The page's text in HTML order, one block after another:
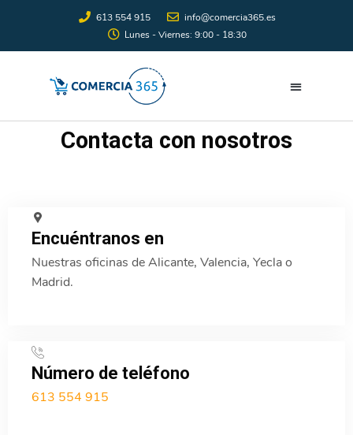
613 554 915
info@comercia365.es
Lunes - Viernes: 9:00 - 18:30
Contacta con nosotros
Encuéntranos en
Nuestras oficinas de Alicante, Valencia, Yecla o
Madrid.
Número de teléfono
613 554 915